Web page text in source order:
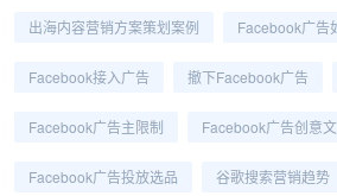
出海内容营销方案策划案例 Facebook广告
Facebook接入广告 撤下Facebook广告
Facebook广告主限制 Facebook广告创意
Facebook广告投放选品 谷歌搜索营销趋势